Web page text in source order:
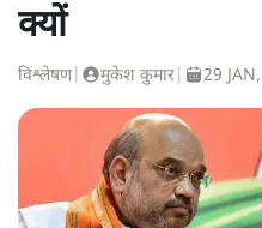
क्यों
विश्लेषण| मुकेश कुमार 29